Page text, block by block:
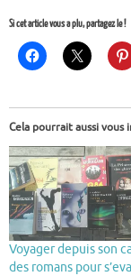
Si cet article vous a plu, partagez le !
Cela pourrait aussi vous
Voyager depuis son
des romans pour